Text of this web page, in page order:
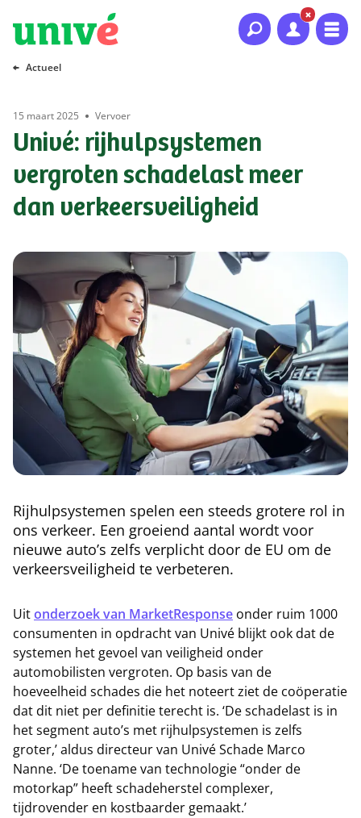
Naar hoofdinhoud
Naar hoofdnavigatie
Naar footer
Actueel
15 maart 2025 Vervoer
Univé: rijhulpsystemen
vergroten schadelast meer
dan verkeersveiligheid
Rijhulpsystemen spelen een steeds grotere rol in
ons verkeer. Een groeiend aantal wordt voor
nieuwe auto’s zelfs verplicht door de EU om de
verkeersveiligheid te verbeteren.
Uitonderzoek van MarketResponse onder ruim 1000
consumenten in opdracht van Univé blijkt ook dat de
systemen het gevoel van veiligheid onder
automobilisten vergroten. Op basis van de
hoeveelheid schades die het noteert ziet de coöperatie
dat dit niet per definitie terecht is. ‘De schadelast is in
het segment auto’s met rijhulpsystemen is zelfs
groter,’ aldus directeur van Univé Schade Marco
Nanne. ‘De toename van technologie “onder de
motorkap” heeft schadeherstel complexer,
tijdrovender en kostbaarder gemaakt.’